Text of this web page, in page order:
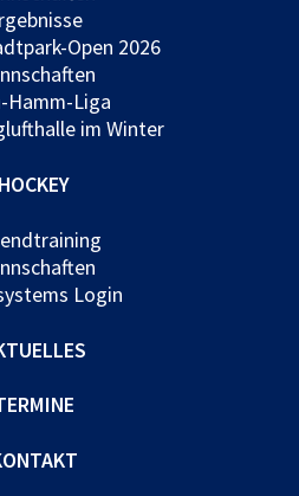
Open 2026
Hamm-Liga
im Winter
HOCKEY
Login